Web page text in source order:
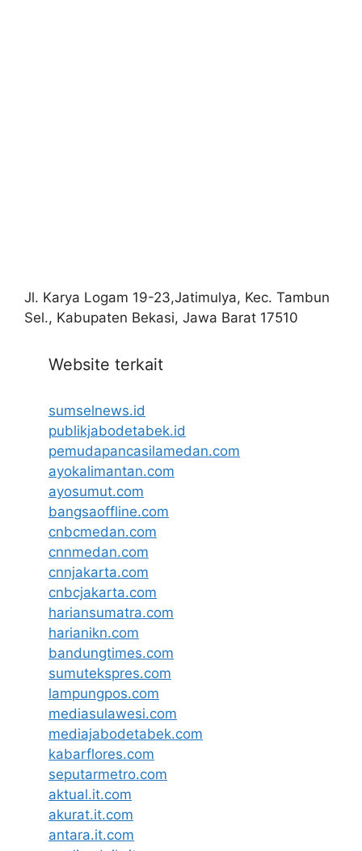
Jl. Karya Logam 19-23,Jatimulya, Kec. Tambun
Sel., Kabupaten Bekasi, Jawa Barat 17510
Website terkait
sumselnews.id
publikjabodetabek.id
pemudapancasilamedan.com
ayokalimantan.com
ayosumut.com
bangsaoffline.com
cnbcmedan.com
cnnmedan.com
cnnjakarta.com
cnbcjakarta.com
hariansumatra.com
harianikn.com
bandungtimes.com
sumutekspres.com
lampungpos.com
mediasulawesi.com
mediajabodetabek.com
kabarflores.com
seputarmetro.com
aktual.it.com
akurat.it.com
antara.it.com